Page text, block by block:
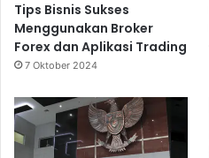
Tips Bisnis Sukses
Menggunakan Broker
Forex dan Aplikasi Trading
7 Oktober 2024